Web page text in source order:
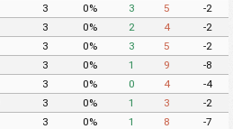
3 0% 3 5
-2
3 0% 2 4
-2
3 0% 3 5
-2
3 0% 1 9
-8
3 0% 0 4
-4
3 0% 1 3
-2
3 0% 1 8
-7